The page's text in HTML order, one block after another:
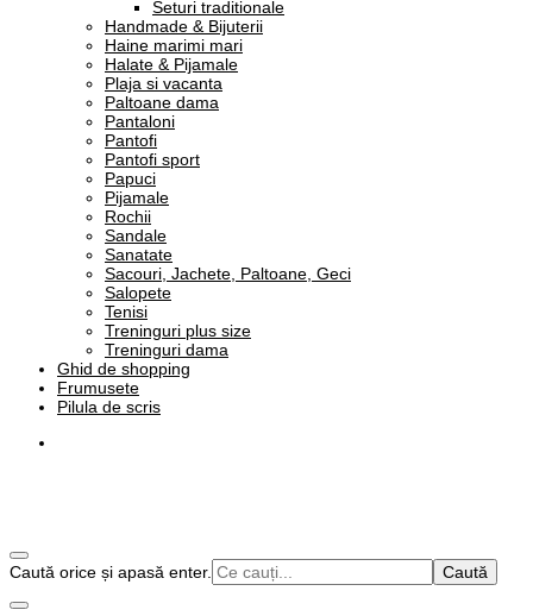
Seturi traditionale
Handmade & Bijuterii
Haine marimi mari
Halate & Pijamale
Plaja si vacanta
Paltoane dama
Pantaloni
Pantofi
Pantofi sport
Papuci
Pijamale
Rochii
Sandale
Sanatate
Sacouri, Jachete, Paltoane, Geci
Salopete
Tenisi
Treninguri plus size
Treninguri dama
Ghid de shopping
Frumusete
Pilula de scris
❤️ Stilul Meu Natural in Culori
Alege o viata plina de culoare!
Cauți
Caută orice și apasă enter.